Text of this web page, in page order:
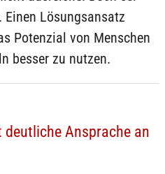
Lösungsansatz
Potenzial von Menschen
besser zu nutzen.
Ansprache an